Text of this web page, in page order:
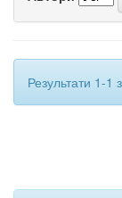
Результати 1-1